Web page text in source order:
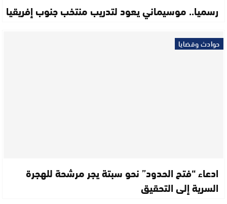
رسميا.. موسيماني يعود لتدريب منتخب جنوب إفريقيا
حوادث وقضايا
ادعاء “فتح الحدود” نحو سبتة يجر مرشحة للهجرة
السرية إلى التحقيق